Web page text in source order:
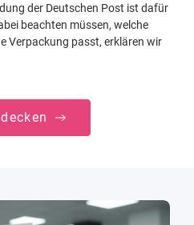
der Deutschen Post ist dafür
beachten müssen, welche
Verpackung passt, erklären wir